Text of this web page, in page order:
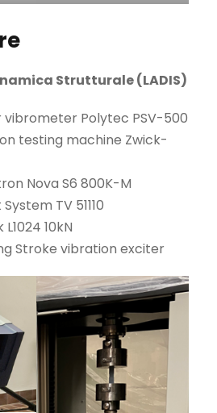
Strutturale (LADIS)
vibrometer Polytec PSV-500
testing machine Zwick-
Nova S6 800K-M
TV 51110
10kN
Stroke vibration exciter